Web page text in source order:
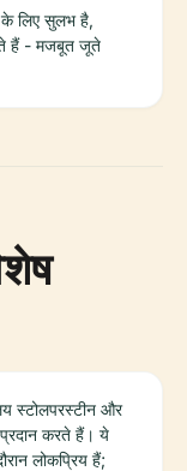
के लिए सुलभ है,
हैं - मजबूत जूते
स्टोलपरस्टीन और
प्रदान करते हैं। ये
लोकप्रिय हैं;